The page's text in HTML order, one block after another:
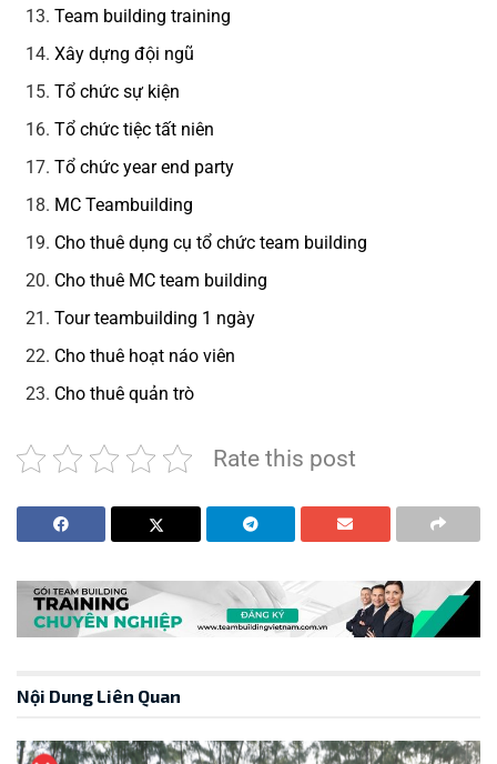
Team building training
Xây dựng đội ngũ
Tổ chức sự kiện
Tổ chức tiệc tất niên
Tổ chức year end party
MC Teambuilding
Cho thuê dụng cụ tổ chức team building
Cho thuê MC team building
Tour teambuilding 1 ngày
Cho thuê hoạt náo viên
Cho thuê quản trò
Rate this post
Nội Dung Liên Quan